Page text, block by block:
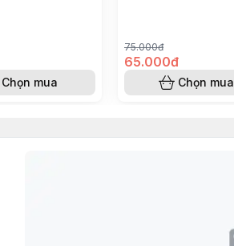
Chọn mua
75.000đ
65.000đ
Chọn mua